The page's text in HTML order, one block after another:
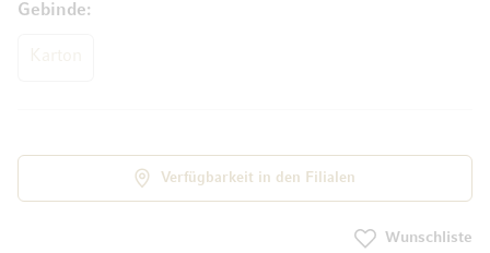
Gebinde
Verfügbarkeit in den Filialen
Wunschliste